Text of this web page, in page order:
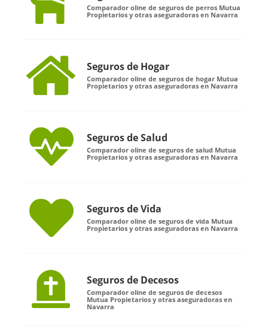
Comparador oline de seguros de perros Mutua
Propietarios y otras aseguradoras en Navarra
Seguros de Hogar
Comparador oline de seguros de hogar Mutua
Propietarios y otras aseguradoras en Navarra
Seguros de Salud
Comparador oline de seguros de salud Mutua
Propietarios y otras aseguradoras en Navarra
Seguros de Vida
Comparador oline de seguros de vida Mutua
Propietarios y otras aseguradoras en Navarra
Seguros de Decesos
Comparador oline de seguros de decesos
Mutua Propietarios y otras aseguradoras en
Navarra